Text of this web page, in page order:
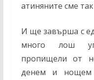
атиняните сме
И ще завърша с
много лош
пропищели от
денем и